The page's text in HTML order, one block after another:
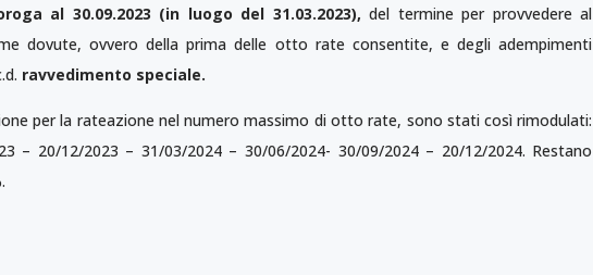
al 30.09.2023 (in luogo del 31.03.2023),del termine per provvedere al
dovute, ovvero della prima delle otto rate consentite, e degli adempimenti
ravvedimento speciale.
per la rateazione nel numero massimo di otto rate, sono stati così rimodulati:
– 20/12/2023 – 31/03/2024 – 30/06/2024- 30/09/2024 – 20/12/2024. Restano